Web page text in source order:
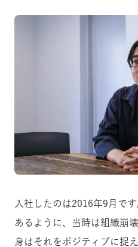
入社したのは2016年9月で
あるように、当時は組織崩
身はそれをポジティブに捉